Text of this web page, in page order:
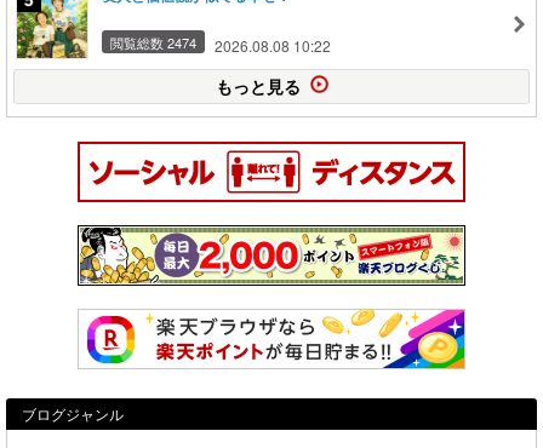
閲覧総数 2474 2026.08.08 10:22
もっと見る
ブログジャンル